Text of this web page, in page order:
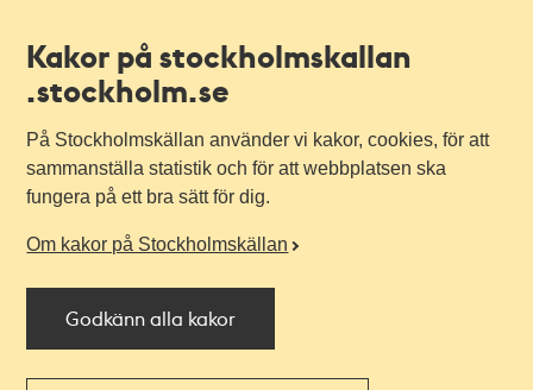
Kakor på stockholmskallan
.stockholm.se
På Stockholmskällan använder vi kakor, cookies, för att
sammanställa statistik och för att webbplatsen ska
fungera på ett bra sätt för dig.
Om kakor på Stockholmskällan
Godkänn alla kakor